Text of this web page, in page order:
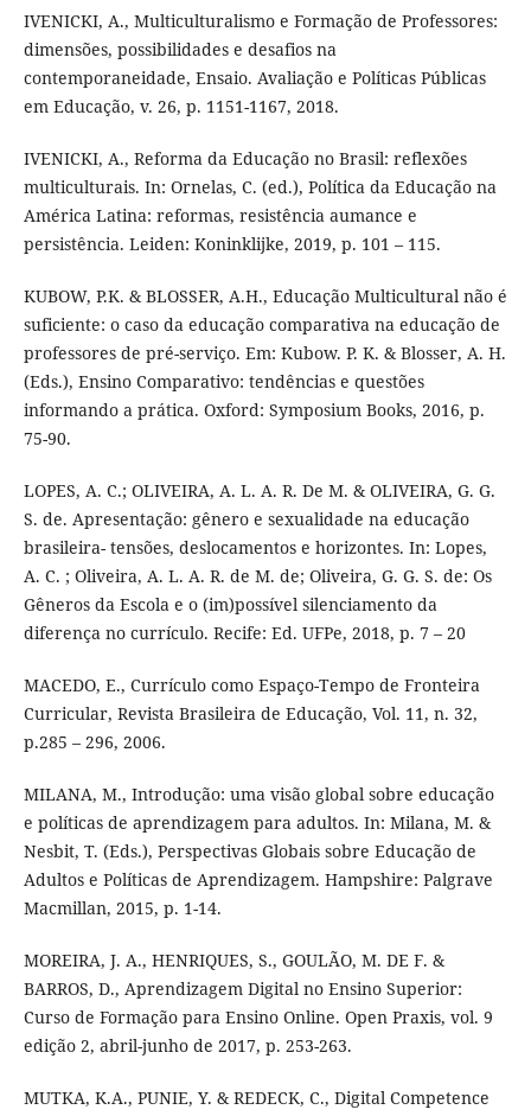
IVENICKI, A., Multiculturalismo e Formação de Professores:
dimensões, possibilidades e desafios na
contemporaneidade, Ensaio. Avaliação e Políticas Públicas
em Educação, v. 26, p. 1151-1167, 2018.
IVENICKI, A., Reforma da Educação no Brasil: reflexões
multiculturais. In: Ornelas, C. (ed.), Política da Educação na
América Latina: reformas, resistência aumance e
persistência. Leiden: Koninklijke, 2019, p. 101 – 115.
KUBOW, P.K. & BLOSSER, A.H., Educação Multicultural não é
suficiente: o caso da educação comparativa na educação de
professores de pré-serviço. Em: Kubow. P. K. & Blosser, A. H.
(Eds.), Ensino Comparativo: tendências e questões
informando a prática. Oxford: Symposium Books, 2016, p.
75-90.
LOPES, A. C.; OLIVEIRA, A. L. A. R. De M. & OLIVEIRA, G. G.
S. de. Apresentação: gênero e sexualidade na educação
brasileira- tensões, deslocamentos e horizontes. In: Lopes,
A. C. ; Oliveira, A. L. A. R. de M. de; Oliveira, G. G. S. de: Os
Gêneros da Escola e o (im)possível silenciamento da
diferença no currículo. Recife: Ed. UFPe, 2018, p. 7 – 20
MACEDO, E., Currículo como Espaço-Tempo de Fronteira
Curricular, Revista Brasileira de Educação, Vol. 11, n. 32,
p.285 – 296, 2006.
MILANA, M., Introdução: uma visão global sobre educação
e políticas de aprendizagem para adultos. In: Milana, M. &
Nesbit, T. (Eds.), Perspectivas Globais sobre Educação de
Adultos e Políticas de Aprendizagem. Hampshire: Palgrave
Macmillan, 2015, p. 1-14.
MOREIRA, J. A., HENRIQUES, S., GOULÃO, M. DE F. &
BARROS, D., Aprendizagem Digital no Ensino Superior:
Curso de Formação para Ensino Online. Open Praxis, vol. 9
edição 2, abril-junho de 2017, p. 253-263.
MUTKA, K.A., PUNIE, Y. & REDECK, C., Digital Competence